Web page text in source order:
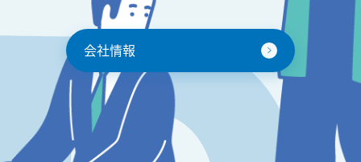
会社情報